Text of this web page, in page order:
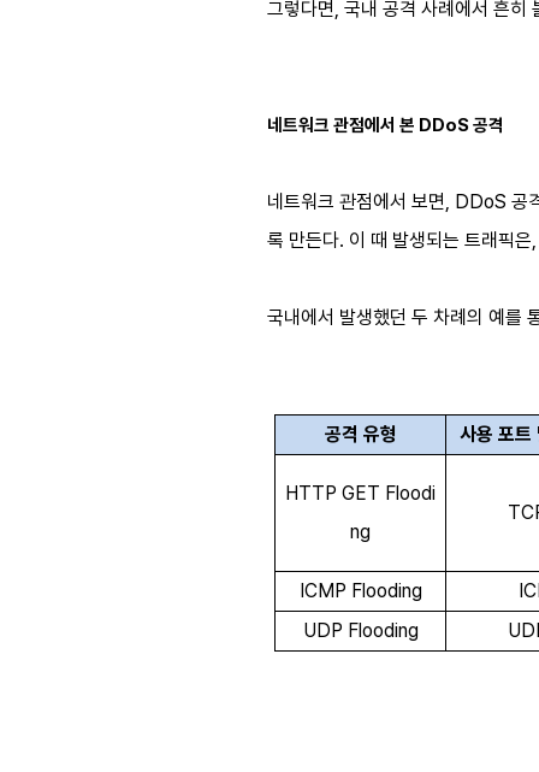
그렇다면, 국내 공격 사례에서 흔히
네트워크 관점에서 본 DDoS 공격
네트워크 관점에서 보면, DDoS 공
록 만든다. 이 때 발생되는 트래픽
국내에서 발생했던 두 차례의 예를
공격 유형 사용 포트
HTTP GET Floodi
ng
ICMP Flooding
UDP Flooding